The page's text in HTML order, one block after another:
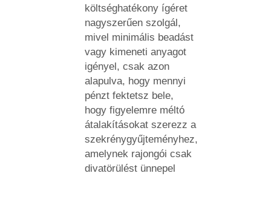
költséghatékony ígéret
nagyszerűen szolgál,
mivel minimális beadást
vagy kimeneti anyagot
igényel, csak azon
alapulva, hogy mennyi
pénzt fektetsz bele,
hogy figyelemre méltó
átalakításokat szerezz a
szekrénygyűjteményhez,
amelynek rajongói csak
divatörülést ünnepel